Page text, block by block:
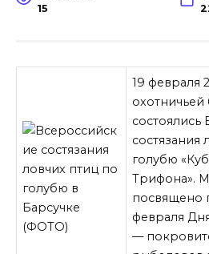
15
19 февраля
охотничьей
состоялись
состязания
голубю
Трифона».
посвящено
февраля
—